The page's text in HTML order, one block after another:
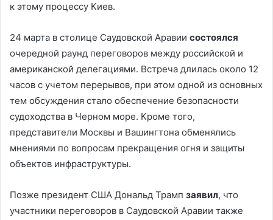
к этому процессу Киев.
24 марта в столице Саудовской Аравии состоялся
очередной раунд переговоров между российской и
американской делегациями. Встреча длилась около 12
часов с учетом перерывов, при этом одной из основных
тем обсуждения стало обеспечение безопасности
судоходства в Черном море. Кроме того,
представители Москвы и Вашингтона обменялись
мнениями по вопросам прекращения огня и защиты
объектов инфраструктуры.
Позже президент США Дональд Трамп заявил, что
участники переговоров в Саудовской Аравии также